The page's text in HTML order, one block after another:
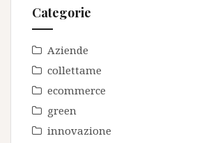
Categorie
Aziende
collettame
ecommerce
green
innovazione